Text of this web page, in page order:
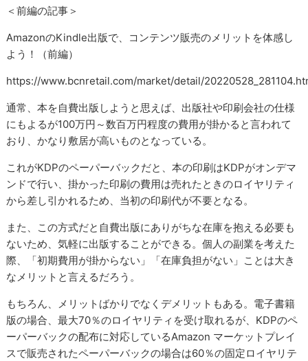
＜前編の記事＞
AmazonのKindle出版で、コンテンツ販売のメリットを体感し
よう！（前編）
https://www.bcnretail.com/market/detail/
通常、本を自費出版しようと思えば、出版社や印刷会社の仕様
にもよるが100万円～数百万円程度の費用が掛かると言われて
おり、かなり敷居が高いものとなっている。
これがKDPのペーパーバックだと、本の印刷はKDPがオンデマ
ンドで行い、掛かった印刷の費用は売れたときのロイヤリティ
から差し引かれるため、当初の印刷代が不要となる。
また、この方式だと自費出版にありがちな在庫を抱える必要も
ないため、気軽に出版することができる。個人の副業を考えた
際、「初期費用が掛からない」「在庫負担がない」ことは大き
なメリットと言えるだろう。
もちろん、メリットばかりでなくデメリットもある。電子書籍
版の場合、最大70％のロイヤリティを受け取れるが、KDPのペ
ーパーバックの配布に対応しているAmazon マーケットプレイ
スで販売されたペーパーバックの場合は60％の固定ロイヤリテ